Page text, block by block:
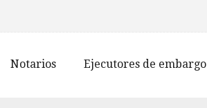
Notarios Ejecutores de embargo